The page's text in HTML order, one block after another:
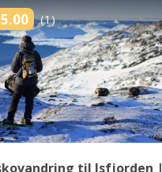
5.00 (1)
til Isfjorden |